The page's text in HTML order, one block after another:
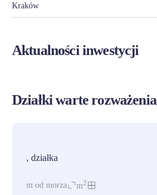
Kraków
Aktualności inwestycji
Działki warte rozważenia
, działka
m od morza m2